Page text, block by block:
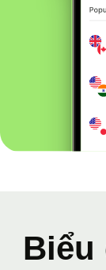
Biểu